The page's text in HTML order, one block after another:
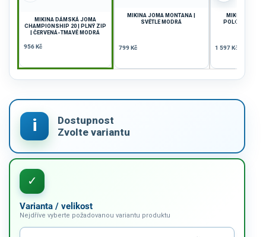
MIKINA DÁMSKÁ JOMA
CHAMPIONSHIP 20 | PLNÝ ZIP
| ČERVENÁ-TMAVĚ MODRÁ
956 Kč
MIKINA JOMA MONTANA |
SVĚTLE MODRÁ
799 Kč
MIKINA JOMA
POLOZIP |
1 597 Kč
Varianta / velikost
Nejdříve vyberte požadovanou variantu produktu